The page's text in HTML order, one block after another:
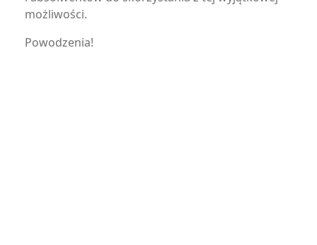
możliwości.
Powodzenia!